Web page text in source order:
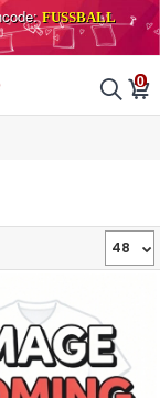
FUSSBALL
󰂨 0
󰃦